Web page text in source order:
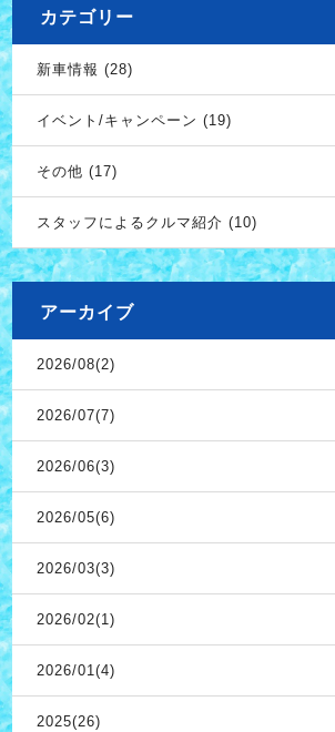
カテゴリー
新車情報 (28)
イベント/キャンペーン (19)
その他 (17)
スタッフによるクルマ紹介 (10)
アーカイブ
2026/08(2)
2026/07(7)
2026/06(3)
2026/05(6)
2026/03(3)
2026/02(1)
2026/01(4)
2025(26)